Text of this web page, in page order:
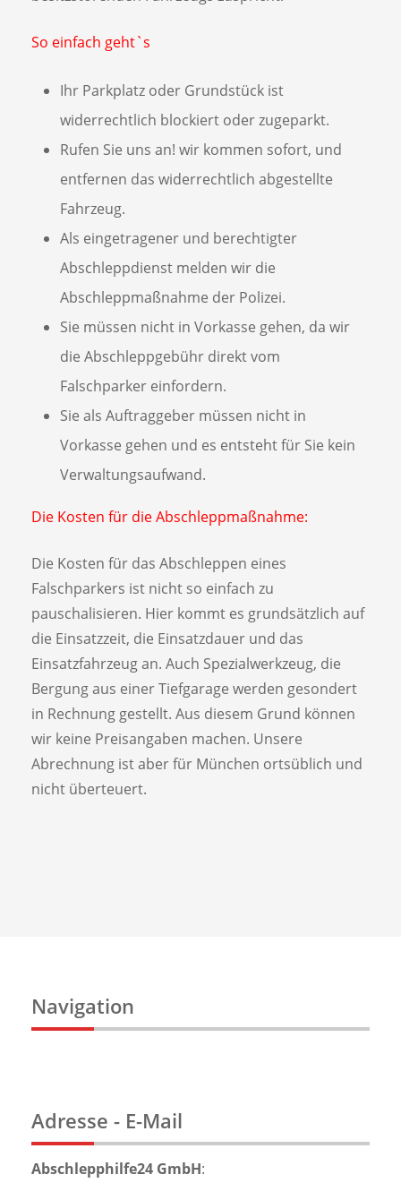
Navigation
Adresse - E-Mail
Abschlepphilfe24 GmbH:
So einfach geht`s
Ihr Parkplatz oder Grundstück ist
widerrechtlich blockiert oder zugeparkt.
Rufen Sie uns an! wir kommen sofort, und
entfernen das widerrechtlich abgestellte
Fahrzeug.
Als eingetragener und berechtigter
Abschleppdienst melden wir die
Abschleppmaßnahme der Polizei.
Sie müssen nicht in Vorkasse gehen, da wir
die Abschleppgebühr direkt vom
Falschparker einfordern.
Sie als Auftraggeber müssen nicht in
Vorkasse gehen und es entsteht für Sie kein
Verwaltungsaufwand.
Die Kosten für die Abschleppmaßnahme:
Die Kosten für das Abschleppen eines
Falschparkers ist nicht so einfach zu
pauschalisieren. Hier kommt es grundsätzlich auf
die Einsatzzeit, die Einsatzdauer und das
Einsatzfahrzeug an. Auch Spezialwerkzeug, die
Bergung aus einer Tiefgarage werden gesondert
in Rechnung gestellt. Aus diesem Grund können
wir keine Preisangaben machen. Unsere
Abrechnung ist aber für München ortsüblich und
nicht überteuert.